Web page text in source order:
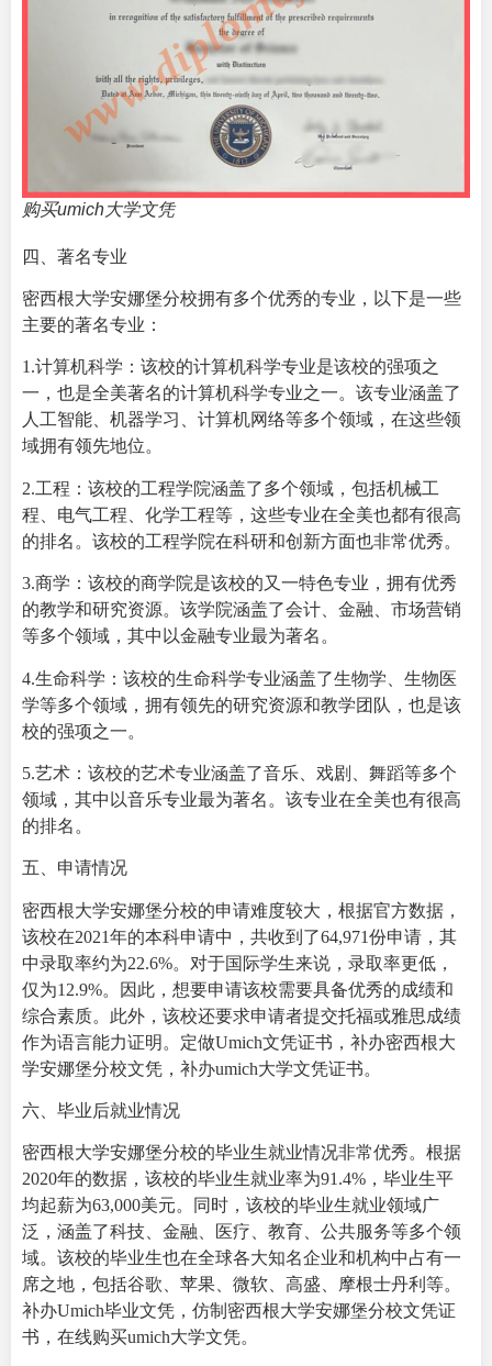
购买umich大学文凭
四、著名专业
密西根大学安娜堡分校拥有多个优秀的专业，以下是一些
主要的著名专业：
1.计算机科学：该校的计算机科学专业是该校的强项之
一，也是全美著名的计算机科学专业之一。该专业涵盖了
人工智能、机器学习、计算机网络等多个领域，在这些领
域拥有领先地位。
2.工程：该校的工程学院涵盖了多个领域，包括机械工
程、电气工程、化学工程等，这些专业在全美也都有很高
的排名。该校的工程学院在科研和创新方面也非常优秀。
3.商学：该校的商学院是该校的又一特色专业，拥有优秀
的教学和研究资源。该学院涵盖了会计、金融、市场营销
等多个领域，其中以金融专业最为著名。
4.生命科学：该校的生命科学专业涵盖了生物学、生物医
学等多个领域，拥有领先的研究资源和教学团队，也是该
校的强项之一。
5.艺术：该校的艺术专业涵盖了音乐、戏剧、舞蹈等多个
领域，其中以音乐专业最为著名。该专业在全美也有很高
的排名。
五、申请情况
密西根大学安娜堡分校的申请难度较大，根据官方数据，
该校在2021年的本科申请中，共收到了64,971份申请，其
中录取率约为22.6%。对于国际学生来说，录取率更低，
仅为12.9%。因此，想要申请该校需要具备优秀的成绩和
综合素质。此外，该校还要求申请者提交托福或雅思成绩
作为语言能力证明。定做Umich文凭证书，补办密西根大
学安娜堡分校文凭，补办umich大学文凭证书。
六、毕业后就业情况
密西根大学安娜堡分校的毕业生就业情况非常优秀。根据
2020年的数据，该校的毕业生就业率为91.4%，毕业生平
均起薪为63,000美元。同时，该校的毕业生就业领域广
泛，涵盖了科技、金融、医疗、教育、公共服务等多个领
域。该校的毕业生也在全球各大知名企业和机构中占有一
席之地，包括谷歌、苹果、微软、高盛、摩根士丹利等。
补办Umich毕业文凭，仿制密西根大学安娜堡分校文凭证
书，在线购买umich大学文凭。